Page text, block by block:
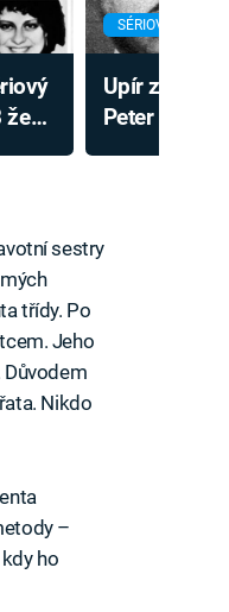
žen
SÉRIOVÍ VRAZI
Upír z
Peter Kürten
sestry
třídy. Po
Jeho
Nikdo
–
ho